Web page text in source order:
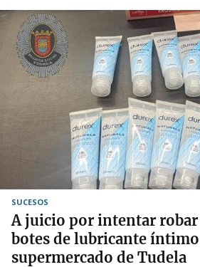
SUCESOS
A juicio por intentar robar
botes de lubricante
supermercado de Tudela